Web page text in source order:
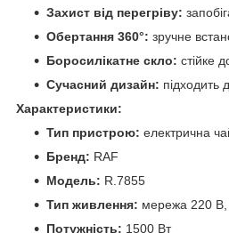
Захист від перегріву:
Обертання 360°: зручне
Боросилікатне скло: стійке
Сучасний дизайн: підходить
Характеристики:
Тип пристрою: електрична
Бренд: RAF
Модель: R.7855
Тип живлення: мережа 220 В,
Потужність: 1500 Вт